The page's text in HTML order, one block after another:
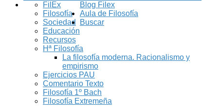
Blog Filex
FilEx
Filosofía
Sociedad
Educación
Recursos
Aula de Filosofía
Hª Filosofía
La filosofía moderna. Racionalismo y
empirismo
Ejercicios PAU
Comentario Texto
Filosofía 1º Bach
Filosofía Extremeña
Buscar